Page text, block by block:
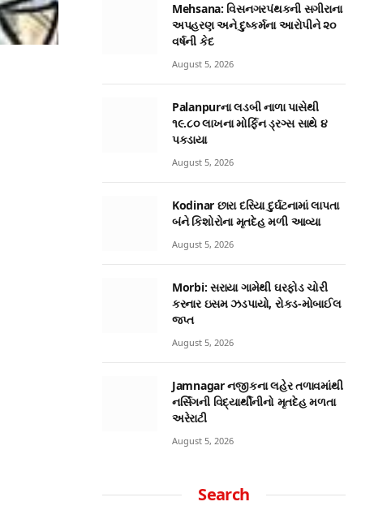
Mehsana: વિસનગરપંથકની સગીરાના
અપહરણ અને દુષ્કર્મના આરોપીને ૨૦
વર્ષની કેદ
August 5, 2026
Palanpurના લડબી નાળા પાસેથી
૧૯.૮૦ લાખના મોર્ફિન ડ્રગ્સ સાથે ૪
પકડાયા
August 5, 2026
Kodinar છારા દરિયા દુર્ઘટનામાં લાપતા
બંને કિશોરોના મૃતદેહ મળી આવ્યા
August 5, 2026
Morbi: સરાયા ગામેથી ઘરફોડ ચોરી
કરનાર ઇસમ ઝડપાયો, રોકડ-મોબાઈલ
જપ્ત
August 5, 2026
Jamnagar નજીકના લહેર તળાવમાંથી
નર્સિંગની વિદ્યાર્થીનીનો મૃતદેહ મળતા
અરેરાટી
August 5, 2026
Search